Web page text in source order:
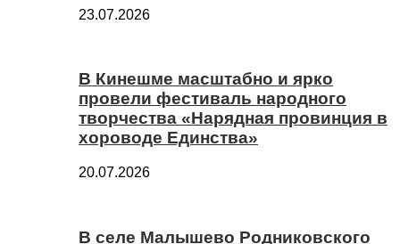
23.07.2026
В Кинешме масштабно и ярко
провели фестиваль народного
творчества «Нарядная провинция в
хороводе Единства»
20.07.2026
В селе Малышево Родниковского